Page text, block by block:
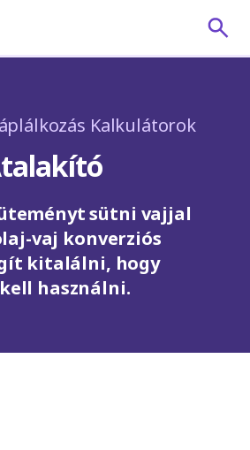
Kalkulátorok
sütni vajjal
vaj konverziós
kitalálni, hogy
használni.